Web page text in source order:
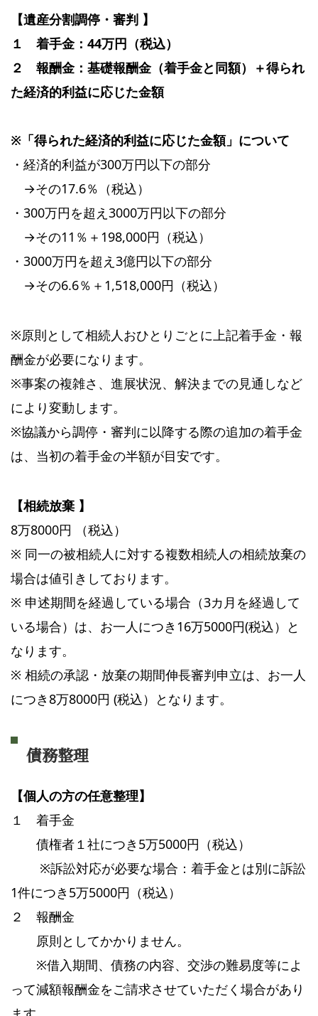
【遺産分割調停・審判 】
１ 着手金：44万円（税込）
２ 報酬金：基礎報酬金（着手金と同額）＋得られ
た経済的利益に応じた金額
※「得られた経済的利益に応じた金額」について
・経済的利益が300万円以下の部分
→その17.6％（税込）
・300万円を超え3000万円以下の部分
→その11％＋198,000円（税込）
・3000万円を超え3億円以下の部分
→その6.6％＋1,518,000円（税込）
※原則として相続人おひとりごとに上記着手金・報
酬金が必要になります。
※事案の複雑さ、進展状況、解決までの見通しなど
により変動します。
※協議から調停・審判に以降する際の追加の着手金
は、当初の着手金の半額が目安です。
【相続放棄 】
8万8000円 （税込）
※ 同一の被相続人に対する複数相続人の相続放棄の
場合は値引きしております。
※ 申述期間を経過している場合（3カ月を経過して
いる場合）は、お一人につき16万5000円(税込）と
なります。
※ 相続の承認・放棄の期間伸長審判申立は、お一人
につき8万8000円 (税込）となります。
債務整理
【個人の方の任意整理】
１ 着手金
債権者１社につき5万5000円（税込）
※訴訟対応が必要な場合：着手金とは別に訴訟
1件につき5万5000円（税込）
２ 報酬金
原則としてかかりません。
※借入期間、債務の内容、交渉の難易度等によ
って減額報酬金をご請求させていただく場合があり